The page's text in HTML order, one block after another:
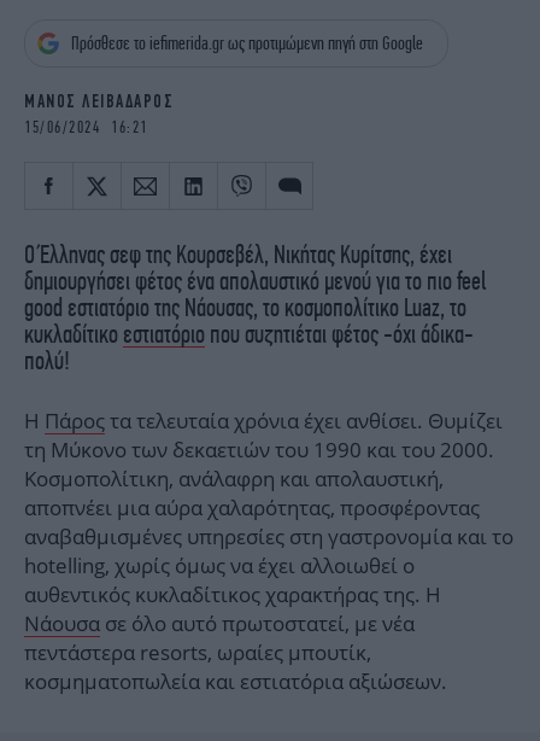
OSCARS
THE OCEAN
Πρόσθεσε το iefimerida.gr ως προτιμώμενη πηγή στη Google
ΜΑΝΟΣ ΛΕΙΒΑΔΑΡΟΣ
15/06/2024 16:21
Ο Έλληνας σεφ της Κουρσεβέλ, Νικήτας Κυρίτσης, έχει
δημιουργήσει φέτος ένα απολαυστικό μενού για το πιο feel
good εστιατόριο της Νάουσας, το κοσμοπολίτικο Luaz, το
κυκλαδίτικο εστιατόριο που συζητιέται φέτος -όχι άδικα-
πολύ!
Η Πάροςτα τελευταία χρόνια έχει ανθίσει. Θυμίζει
τη Μύκονο των δεκαετιών του 1990 και του 2000.
Κοσμοπολίτικη, ανάλαφρη και απολαυστική,
αποπνέει μια αύρα χαλαρότητας, προσφέροντας
αναβαθμισμένες υπηρεσίες στη γαστρονομία και το
hotelling, χωρίς όμως να έχει αλλοιωθεί ο
αυθεντικός κυκλαδίτικος χαρακτήρας της. Η
Νάουσα σε όλο αυτό πρωτοστατεί, με νέα
πεντάστερα resorts, ωραίες μπουτίκ,
κοσμηματοπωλεία και εστιατόρια αξιώσεων.